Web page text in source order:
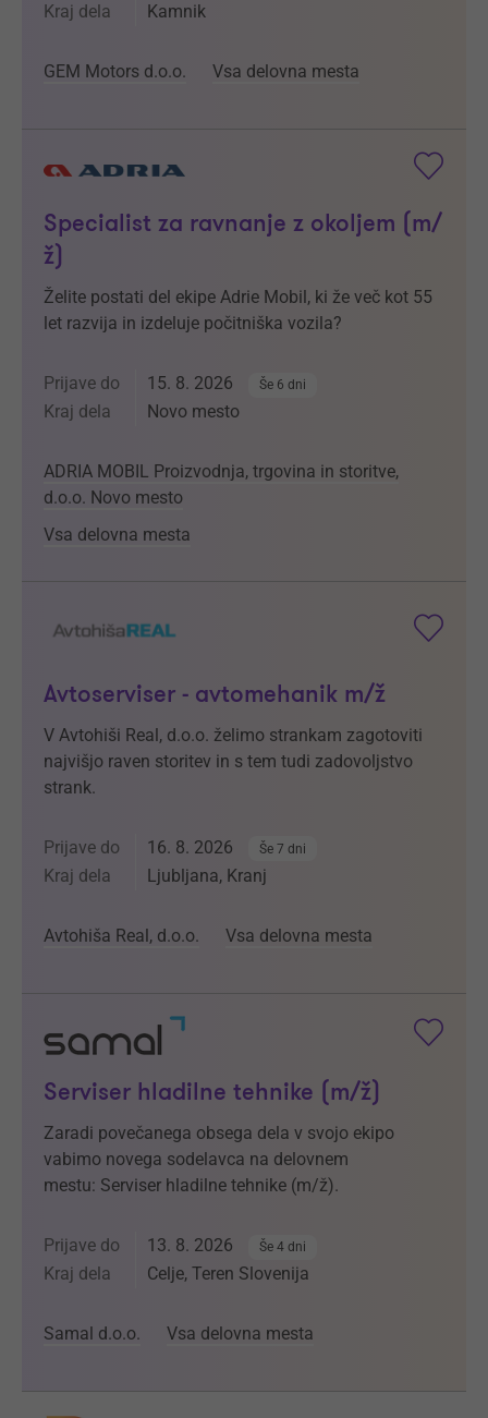
Kraj dela Kamnik
GEM Motors d.o.o. Vsa delovna mesta
Specialist za ravnanje z okoljem (m/
ž)
Želite postati del ekipe Adrie Mobil, ki že več kot 55
let razvija in izdeluje počitniška vozila?
Prijave do 15. 8. 2026 Še 6 dni
Kraj dela Novo mesto
ADRIA MOBIL Proizvodnja, trgovina in storitve,
d.o.o. Novo mesto
Vsa delovna mesta
Avtoserviser - avtomehanik m/ž
V Avtohiši Real, d.o.o. želimo strankam zagotoviti
najvišjo raven storitev in s tem tudi zadovoljstvo
strank.
Prijave do 16. 8. 2026 Še 7 dni
Kraj dela Ljubljana, Kranj
Avtohiša Real, d.o.o. Vsa delovna mesta
Serviser hladilne tehnike (m/ž)
Zaradi povečanega obsega dela v svojo ekipo
vabimo novega sodelavca na delovnem
mestu: Serviser hladilne tehnike (m/ž).
Prijave do 13. 8. 2026 Še 4 dni
Kraj dela Celje, Teren Slovenija
Samal d.o.o. Vsa delovna mesta